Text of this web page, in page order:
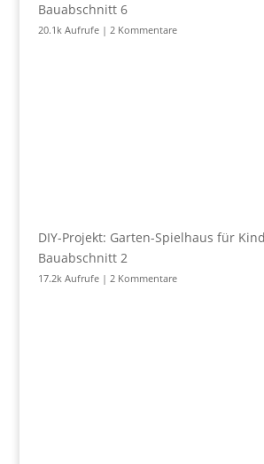
Bauabschnitt 6
20.1k Aufrufe| 2 Kommentare
DIY-Projekt: Garten-Spielhaus für
Bauabschnitt 2
17.2k Aufrufe| 2 Kommentare